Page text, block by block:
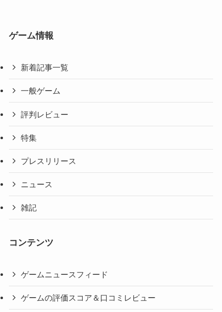
ゲーム情報
新着記事一覧
一般ゲーム
評判レビュー
特集
プレスリリース
ニュース
雑記
コンテンツ
ゲームニュースフィード
ゲームの評価スコア＆口コミレビュー